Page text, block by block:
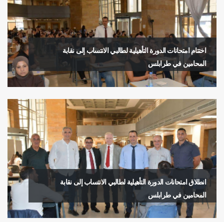
اختتام امتحانات الدورة التأهيلية لطالبي الانتساب إلى نقابة
المحامين في طرابلس
انطلاق امتحانات الدورة التأهيلية لطالبي الانتساب إلى نقابة
المحامين في طرابلس